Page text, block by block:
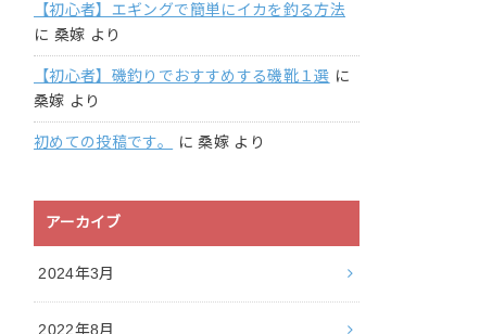
【初心者】エギングで簡単にイカを釣る方法
に 桑嫁 より
【初心者】磯釣りでおすすめする磯靴１選 に
桑嫁 より
初めての投稿です。 に桑嫁より
アーカイブ
2024年3月
2022年8月